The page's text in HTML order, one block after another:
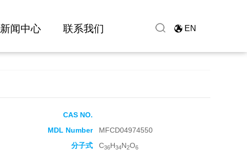
新闻中心 联系我们 EN
CAS NO.
MDL Number
MFCD04974550
分子式 C36H34N2O6